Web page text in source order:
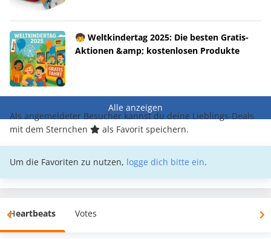
🧒 Weltkindertag 2025: Die besten Gratis-
Aktionen &amp; kostenlosen Produkte
Alle anzeigen
Als angemeldeter Besucher kannst du deine Lieblings-Deals
mit dem Sternchen
als Favorit speichern.
Um die Favoriten zu nutzen, logge dich bitte ein.
Heartbeats Votes